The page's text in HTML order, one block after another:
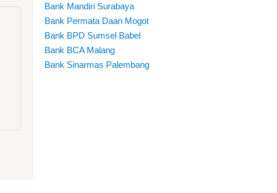
Bank Mandiri Surabaya
Bank Permata Daan Mogot
Bank BPD Sumsel Babel
Bank BCA Malang
Bank Sinarmas Palembang